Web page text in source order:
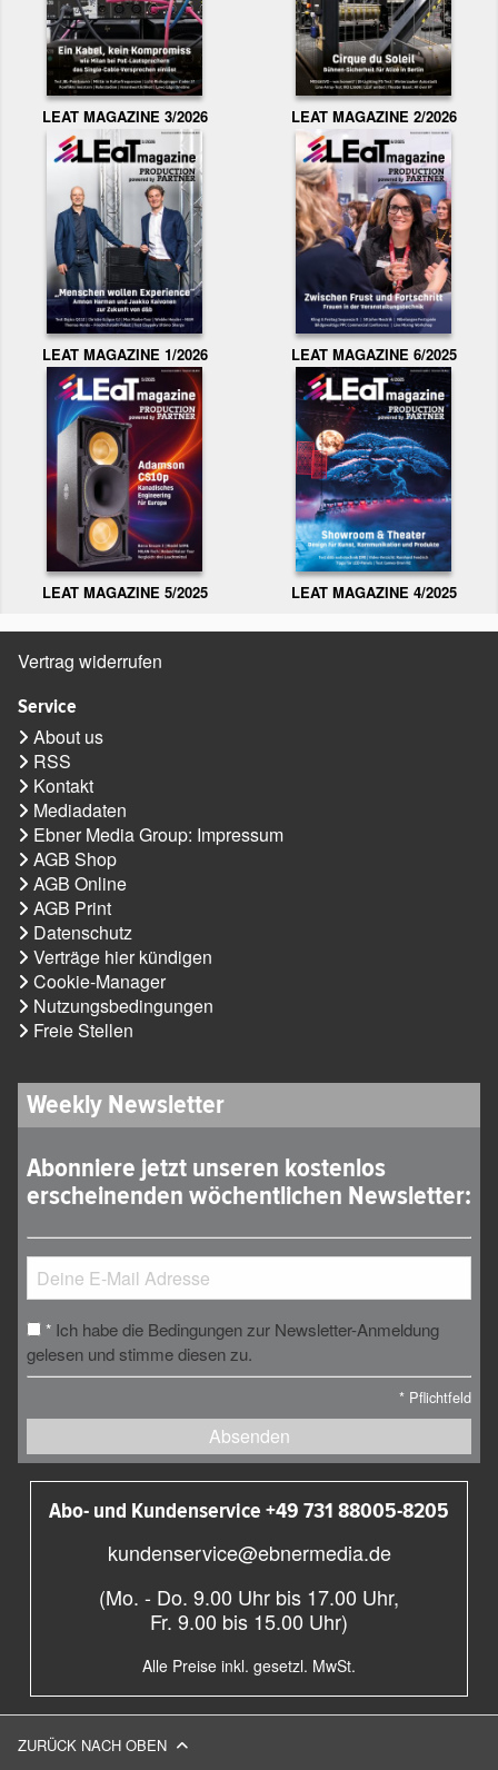
LEAT MAGAZINE 3/2026 LEAT MAGAZINE 2/2026
LEAT MAGAZINE 1/2026 LEAT MAGAZINE 6/2025
LEAT MAGAZINE 5/2025 LEAT MAGAZINE 4/2025
Vertrag widerrufen
Service
About us
RSS
Kontakt
Mediadaten
Ebner Media Group: Impressum
AGB Shop
AGB Online
AGB Print
Datenschutz
Verträge hier kündigen
Cookie-Manager
Nutzungsbedingungen
Freie Stellen
Weekly Newsletter
Abonniere jetzt unseren kostenlos
erscheinenden wöchentlichen Newsletter:
* Ich habe die Bedingungen zur Newsletter-Anmeldung
gelesen und stimme diesen zu.
* Pflichtfeld
Absenden
Abo- und Kundenservice +49 731 88005-8205
kundenservice@ebnermedia.de
(Mo. - Do. 9.00 Uhr bis 17.00 Uhr,
Fr. 9.00 bis 15.00 Uhr)
Alle Preise inkl. gesetzl. MwSt.
ZURÜCK NACH OBEN